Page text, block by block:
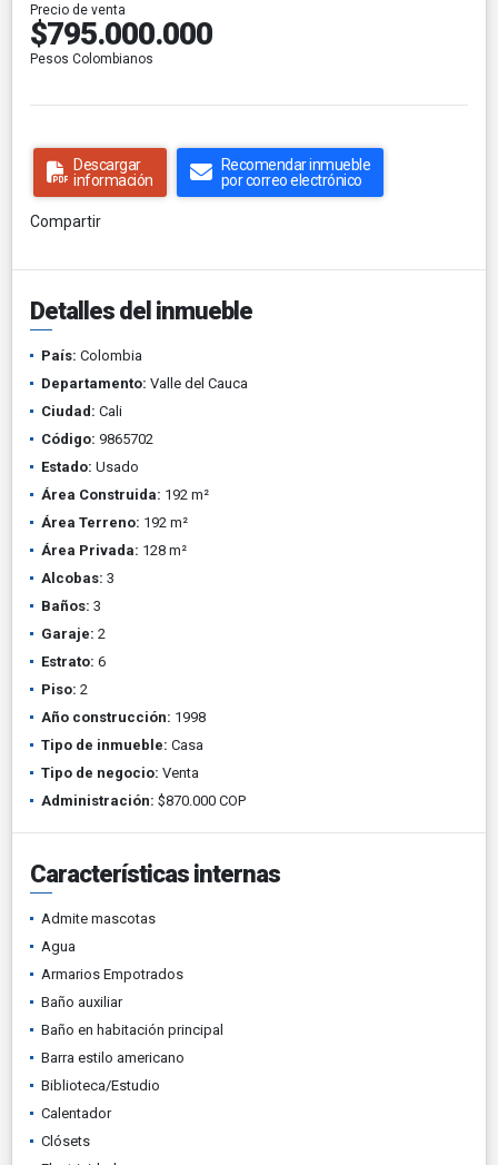
Precio de venta
$795.000.000
Pesos Colombianos
Descargar
información
Recomendar inmueble
por correo electrónico
Compartir
Detalles del inmueble
País: Colombia
Departamento: Valle del Cauca
Ciudad: Cali
Código: 9865702
Estado: Usado
Área Construida: 192 m²
Área Terreno: 192 m²
Área Privada: 128 m²
Alcobas: 3
Baños: 3
Garaje: 2
Estrato: 6
Piso: 2
Año construcción: 1998
Tipo de inmueble: Casa
Tipo de negocio: Venta
Administración: $870.000 COP
Características internas
Admite mascotas
Agua
Armarios Empotrados
Baño auxiliar
Baño en habitación principal
Barra estilo americano
Biblioteca/Estudio
Calentador
Clósets